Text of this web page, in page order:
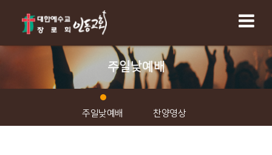
주일낮예배
주일낮예배 찬양영상